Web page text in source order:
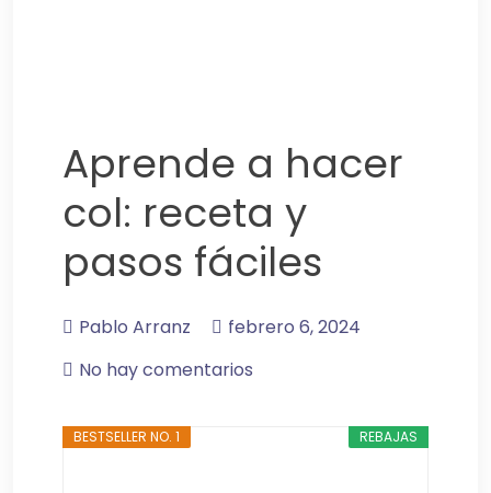
Aprende a hacer
col: receta y
pasos fáciles
Pablo Arranz
febrero 6, 2024
No hay comentarios
REBAJAS
BESTSELLER NO. 1